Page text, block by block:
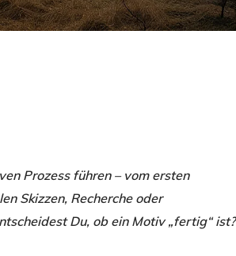
Prozess führen – vom ersten
Skizzen, Recherche oder
Du, ob ein Motiv „fertig“ ist?